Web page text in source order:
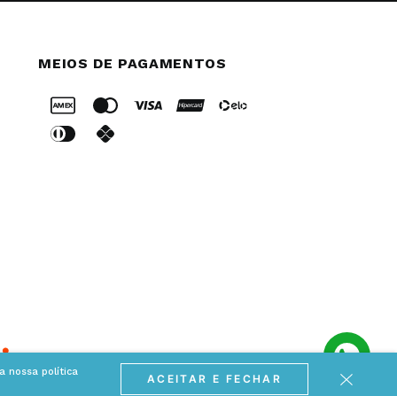
nossa política
ACEITAR E FECHAR
MEIOS DE PAGAMENTOS